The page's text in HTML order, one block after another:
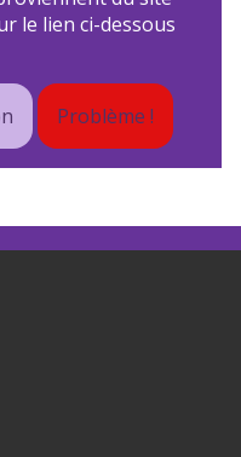
le lien ci-dessous
Problème !